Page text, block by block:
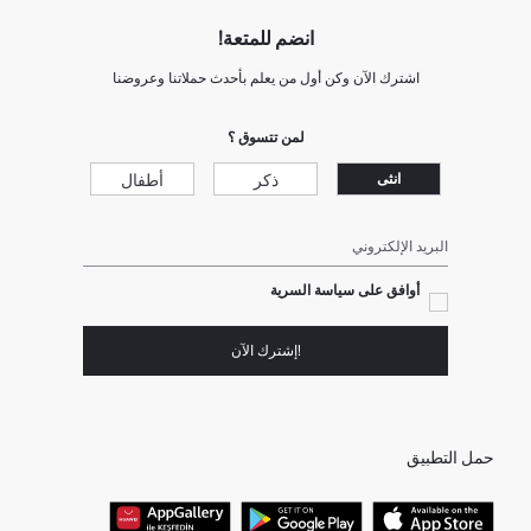
انضم للمتعة!
اشترك الآن وكن أول من يعلم بأحدث حملاتنا وعروضنا
لمن تتسوق ؟
انثى ذكر أطفال
البريد الإلكتروني
أوافق على سياسة السرية
!إشترك الآن
حمل التطبيق